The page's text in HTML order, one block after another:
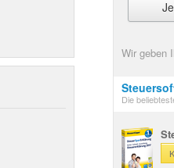
Wir geben
Die